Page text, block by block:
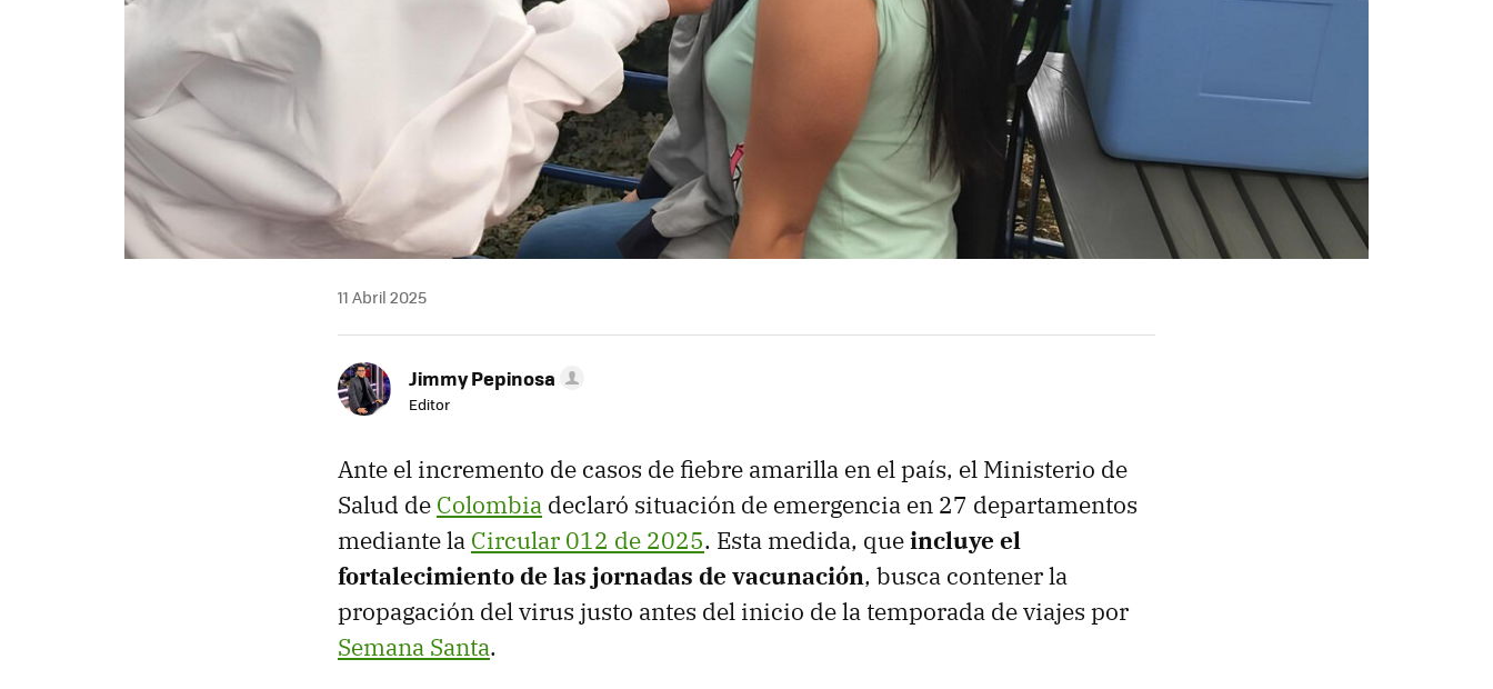
11 Abril 2025
Jimmy Pepinosa
Editor
Ante el incremento de casos de fiebre amarilla en el país, el Ministerio de
Salud de Colombia declaró situación de emergencia en 27 departamentos
mediante la Circular 012 de 2025. Esta medida, queincluye el
fortalecimiento de las jornadas de vacunación, busca contener la
propagación del virus justo antes del inicio de la temporada de viajes por
Semana Santa.